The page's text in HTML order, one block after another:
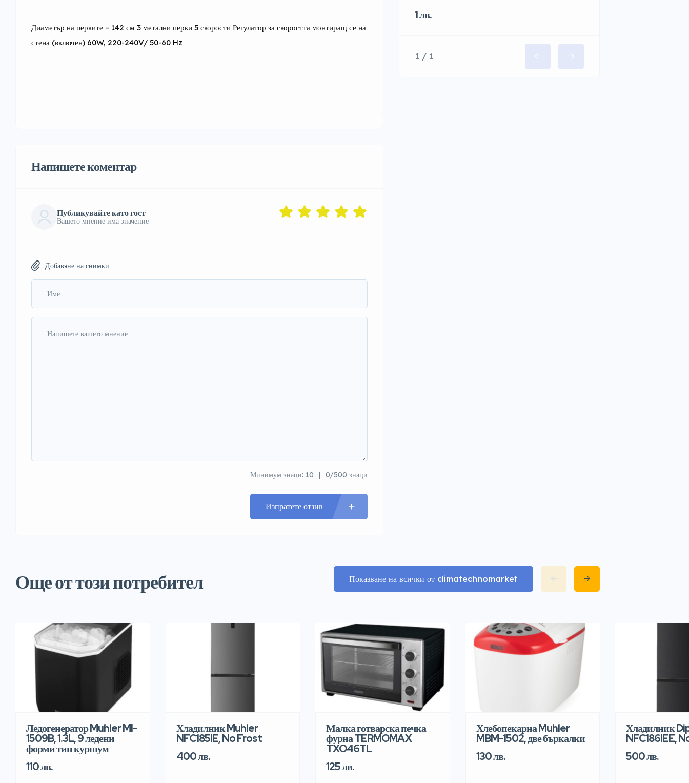
Диаметър на перките – 142 см 3 метални перки 5 скорости Регулатор за скоростта монтиращ се на
стена (включен) 60W, 220-240V/ 50-60 Hz
Напишете коментар
Публикувайте като гост
Вашето мнение има значение
Добавяне на снимки
Минимум знаци: 10 0/500 знаци
Изпратете отзив
1 лв.
1 / 1
Още от този потребител Показване на всички от climatechnomarket
Ледогенератор Muhler MI-
1509B, 1.3L, 9 ледени
форми тип куршум
110 лв.
Хладилник Muhler
NFC185IE, No Frost
400 лв.
Малка готварска печка
фурна TERMOMAX
TXO46TL
125 лв.
Хлебопекарна Muhler
MBM-1502, две бъркалки
130 лв.
Хладилник
NFC186IEE,
500 лв.